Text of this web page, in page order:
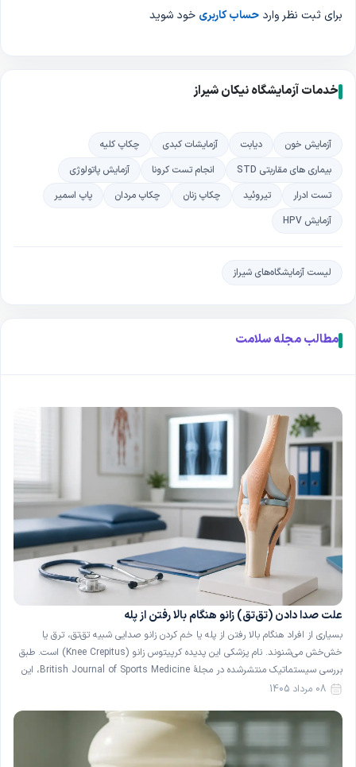
آدرس آزمایشگاه نیکان شیراز کجاست؟
0713832****بهره مندی از خدمات با کیفیت، دقت بالا، و برخورداری از
آزمایشگاه را به یکی از بهترین مراکز در شیراز تبدیل کرده است
برای ثبت نظر وارد حساب کاربری خود شوید
خدمات آزمایشگاه نیکان شیراز
آزمایش خون دیابت آزمایشات کبدی
چکاپ کلیه
بیماری های مقاربتی STD
انجام تست کرونا
آزمایش پاتولوژی
تست ادرار
تیروئید چکاپ زنان چکاپ مردان
پاپ اسمیر
آزمایش HPV
لیست آزمایشگاه‌های شیراز
مطالب مجله سلامت
علت صدا دادن (تق‌تق) زانو هنگام بالا رفتن از پله
بسیاری از افراد هنگام بالا رفتن از پله یا خم کردن زانو صدایی شبیه تق‌تق، ترق یا
خش‌خش می‌شنوند. نام پزشکی این پدیده کرپیتوس زانو (Knee Crepitus) است. طبق
بررسی سیستماتیک منتشرشده در مجلهٔ British Journal of Sports Medicine، این
صدا در حدود ۳۶ درصد از افراد کاملاً سالم و بدون درد نیز دیده می‌شود […]
08 مرداد 1405